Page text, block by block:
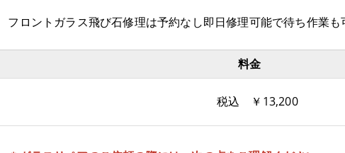
ロントガラス飛び石修理は予約なし即日修理可能で待ち作業も
料金
￥13,200